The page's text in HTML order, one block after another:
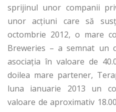
sprijinul unor companii
unor acțiuni care să
octombrie 2012, o mare
Breweries – a semnat un
asociația în valoare de
doilea mare partener,
luna ianuarie 2013 un
valoare de aproximativ